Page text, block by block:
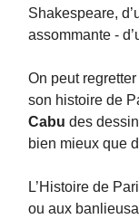
Shakespeare,
assommante -
On peut
son histoire de
Cabu des
bien mieux que
L’Histoire de
ou aux